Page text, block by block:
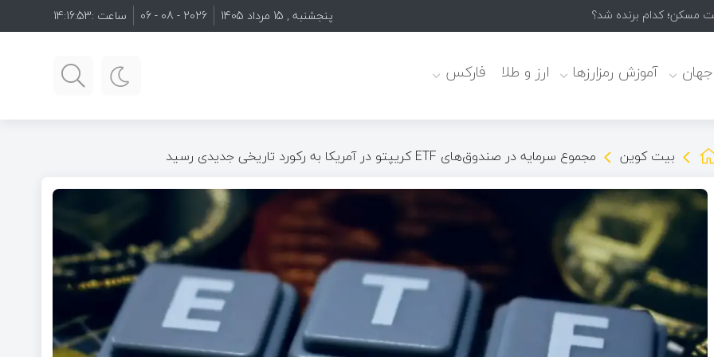
پنجشنبه , 15 مرداد 1405 2026 - 08 - 06 ساعت :14:16:54
جهان آموزش رمزارزها ارز و طلا فارکس
بیت کوین مجموع سرمایه در صندوق‌های ETF کریپتو در آمریکا به رکورد تاریخی جدیدی رسید